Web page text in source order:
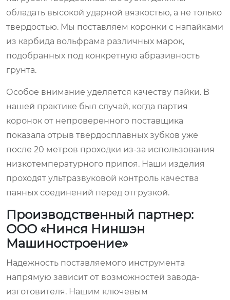
обладать высокой ударной вязкостью, а не только
твердостью. Мы поставляем коронки с напайками
из карбида вольфрама различных марок,
подобранных под конкретную абразивность
грунта.
Особое внимание уделяется качеству пайки. В
нашей практике был случай, когда партия
коронок от непроверенного поставщика
показала отрыв твердосплавных зубков уже
после 20 метров проходки из-за использования
низкотемпературного припоя. Наши изделия
проходят ультразвуковой контроль качества
паяных соединений перед отгрузкой.
Производственный партнер:
ООО «Нинся Ниншэн
Машиностроение»
Надежность поставляемого инструмента
напрямую зависит от возможностей завода-
изготовителя. Нашим ключевым